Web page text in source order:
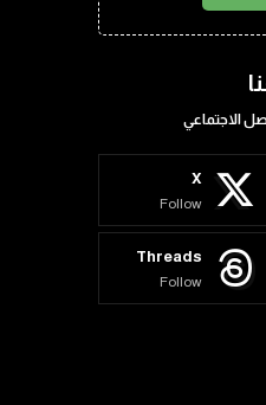
الاجتماعي
X
Follow
Threads
Follow